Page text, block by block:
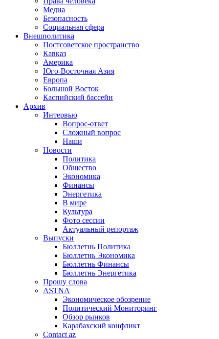
Медиа
Безопасность
Социальная сфера
Внешполитика
Постсоветское пространство
Кавказ
Америка
Юго-Восточная Азия
Европа
Большой Восток
Каспийский бассейн
Архив
Интервью
Вопрос-ответ
Сложный вопрос
Наши
Новости
Политика
Общество
Экономика
Финансы
Энергетика
В мире
Культура
Фото сессии
Актуальный репортаж
Выпуски
Бюллетнь Политика
Бюллетнь Экономика
Бюллетнь Финансы
Бюллетнь Энергетика
Прошу слова
ASTNA
Экономическое обозрение
Политический Мониторинг
Обзор рынков
Карабахский конфликт
Contact az